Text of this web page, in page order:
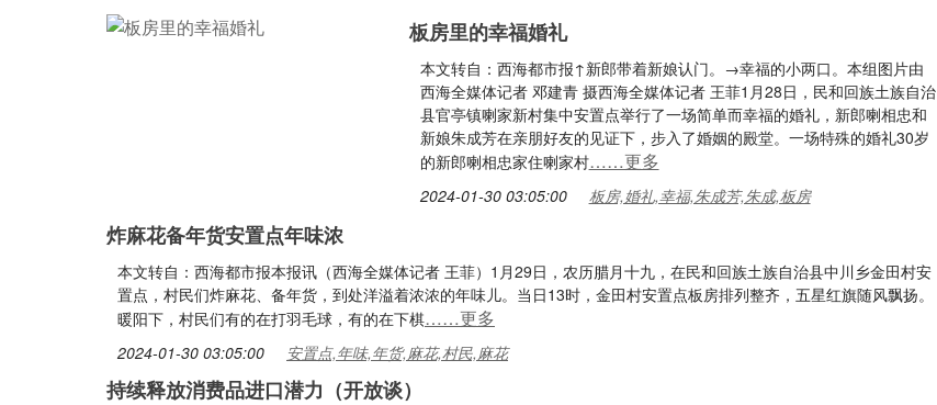
板房里的幸福婚礼
本文转自：西海都市报↑新郎带着新娘认门。→幸福的小两口。本组图片由
西海全媒体记者 邓建青 摄西海全媒体记者 王菲1月28日，民和回族土族自治
县官亭镇喇家新村集中安置点举行了一场简单而幸福的婚礼，新郎喇相忠和
新娘朱成芳在亲朋好友的见证下，步入了婚姻的殿堂。一场特殊的婚礼30岁
的新郎喇相忠家住喇家村……更多
2024-01-30 03:05:00 板房,婚礼,幸福,朱成芳,朱成,板房
炸麻花备年货安置点年味浓
本文转自：西海都市报本报讯（西海全媒体记者 王菲）1月29日，农历腊月十九，在民和回族土族自治县中川乡金田村安
置点，村民们炸麻花、备年货，到处洋溢着浓浓的年味儿。当日13时，金田村安置点板房排列整齐，五星红旗随风飘扬。
暖阳下，村民们有的在打羽毛球，有的在下棋……更多
2024-01-30 03:05:00 安置点,年味,年货,麻花,村民,麻花
持续释放消费品进口潜力（开放谈）